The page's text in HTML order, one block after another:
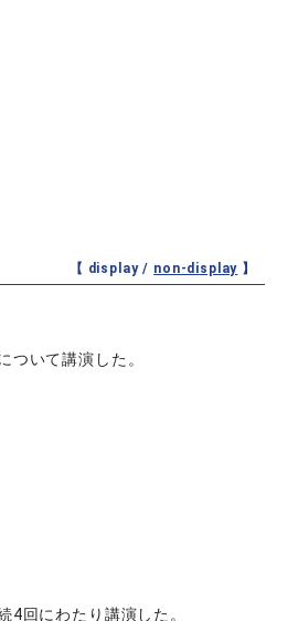
【 display / non-display 】
ついて講演した。
回にわたり講演した。